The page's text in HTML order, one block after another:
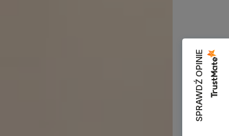
SPRAWDŹ OPINIE